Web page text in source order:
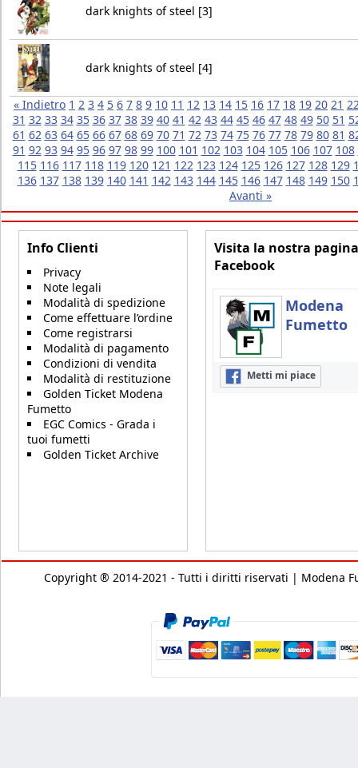
dark knights of steel [3]
dark knights of steel [4]
« Indietro 1 2 3 4 5 6 7 8 9 10 11 12 13 14 15 16 17 18 19 20 21
31 32 33 34 35 36 37 38 39 40 41 42 43 44 45 46 47 48 49 50 51
61 62 63 64 65 66 67 68 69 70 71 72 73 74 75 76 77 78 79 80 81
91 92 93 94 95 96 97 98 99 100 101 102 103 104 105 106 107 108
115 116 117 118 119 120 121 122 123 124 125 126 127 128 129
136 137 138 139 140 141 142 143 144 145 146 147 148 149 150
Avanti »
Info Clienti
Privacy
Note legali
Modalità di spedizione
Come effettuare l’ordine
Come registrarsi
Modalità di pagamento
Condizioni di vendita
Modalità di restituzione
Golden Ticket Modena
Fumetto
EGC Comics - Grada i
tuoi fumetti
Golden Ticket Archive
Visita la nostra pagina
Facebook
Modena
Fumetto
Metti mi piace
Copyright ® 2014-2021 - Tutti i diritti riservati | Modena